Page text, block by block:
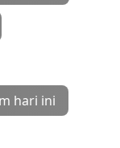
hari ini